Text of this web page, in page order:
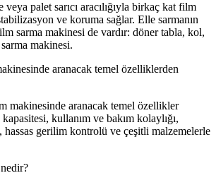
palet sarıcı aracılığıyla birkaç kat film
ve koruma sağlar. Elle sarmanın
sarma makinesi de vardır: döner tabla, kol,
makinesi.
aranacak temel özelliklerden
makinesinde aranacak temel özellikler
kapasitesi, kullanım ve bakım kolaylığı,
hassas gerilim kontrolü ve çeşitli malzemelerle